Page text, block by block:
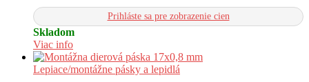
Prihláste sa pre zobrazenie cien
Skladom
Viac info
Lepiace/montážne pásky a lepidlá